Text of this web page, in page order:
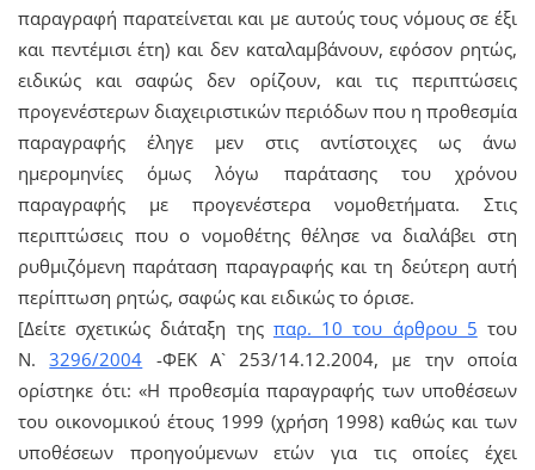
παραγραφή παρατείνεται και με αυτούς τους νόμους σε έξι
και πεντέμισι έτη) και δεν καταλαμβάνουν, εφόσον ρητώς,
ειδικώς και σαφώς δεν ορίζουν, και τις περιπτώσεις
προγενέστερων διαχειριστικών περιόδων που η προθεσμία
παραγραφής έληγε μεν στις αντίστοιχες ως άνω
ημερομηνίες όμως λόγω παράτασης του χρόνου
παραγραφής με προγενέστερα νομοθετήματα. Στις
περιπτώσεις που ο νομοθέτης θέλησε να διαλάβει στη
ρυθμιζόμενη παράταση παραγραφής και τη δεύτερη αυτή
περίπτωση ρητώς, σαφώς και ειδικώς το όρισε.
[Δείτε σχετικώς διάταξη της παρ. 10 του άρθρου 5 του
Ν.3296/2004 -ΦΕΚ Α` 253/14.12.2004, με την οποία
ορίστηκε ότι: «Η προθεσμία παραγραφής των υποθέσεων
του οικονομικού έτους 1999 (χρήση 1998) καθώς και των
υποθέσεων προηγούμενων ετών για τις οποίες έχει